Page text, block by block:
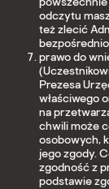
odczytu
też zlecić
prawo do
Prezesa
właściwego
na
chwili może
osobowych,
jego zgody.
zgodność z
podstawie